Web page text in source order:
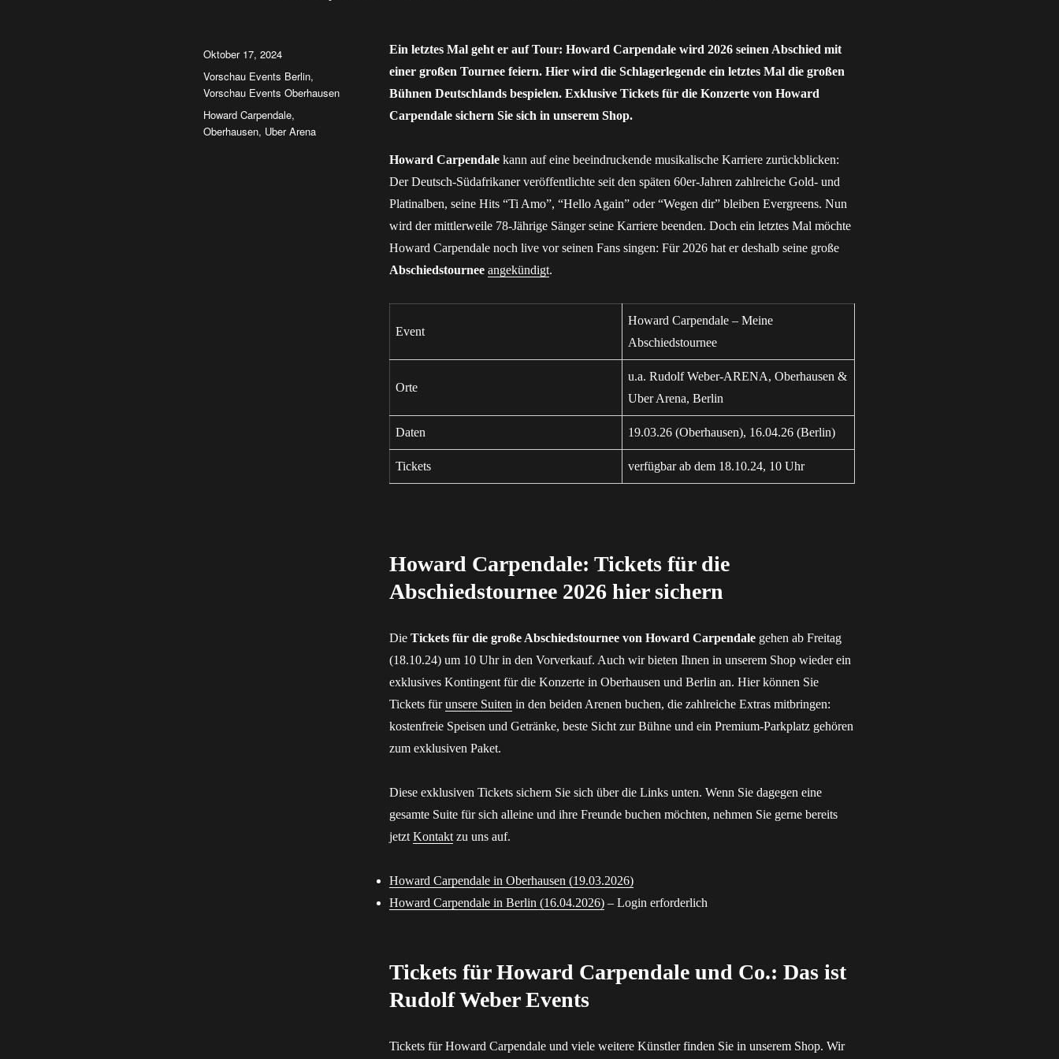
Ein letztes Mal geht er auf Tour: Howard Carpendale wird 2026 seinen Abschied mit
einer großen Tournee feiern. Hier wird die Schlagerlegende ein letztes Mal die großen
Bühnen Deutschlands bespielen. Exklusive Tickets für die Konzerte von Howard
Carpendale sichern Sie sich in unserem Shop.
Howard Carpendale kann auf eine beeindruckende musikalische Karriere zurückblicken:
Der Deutsch-Südafrikaner veröffentlichte seit den späten 60er-Jahren zahlreiche Gold- und
Platinalben, seine Hits “Ti Amo”, “Hello Again” oder “Wegen dir” bleiben Evergreens. Nun
wird der mittlerweile 78-Jährige Sänger seine Karriere beenden. Doch ein letztes Mal möchte
Howard Carpendale noch live vor seinen Fans singen: Für 2026 hat er deshalb seine große
Abschiedstournee angekündigt.
Event
Howard Carpendale – Meine
Abschiedstournee
Orte
u.a. Rudolf Weber-ARENA, Oberhausen &
Uber Arena, Berlin
Daten 19.03.26 (Oberhausen), 16.04.26 (Berlin)
Tickets verfügbar ab dem 18.10.24, 10 Uhr
Howard Carpendale: Tickets für die
Abschiedstournee 2026 hier sichern
DieTickets für die große Abschiedstournee von Howard Carpendale gehen ab Freitag
(18.10.24) um 10 Uhr in den Vorverkauf. Auch wir bieten Ihnen in unserem Shop wieder ein
exklusives Kontingent für die Konzerte in Oberhausen und Berlin an. Hier können Sie
Tickets fürunsere Suiten in den beiden Arenen buchen, die zahlreiche Extras mitbringen:
kostenfreie Speisen und Getränke, beste Sicht zur Bühne und ein Premium-Parkplatz gehören
zum exklusiven Paket.
Diese exklusiven Tickets sichern Sie sich über die Links unten. Wenn Sie dagegen eine
gesamte Suite für sich alleine und ihre Freunde buchen möchten, nehmen Sie gerne bereits
jetztKontakt zu uns auf.
Howard Carpendale in Oberhausen (19.03.2026)
Howard Carpendale in Berlin (16.04.2026) – Login erforderlich
Tickets für Howard Carpendale und Co.: Das ist
Rudolf Weber Events
Tickets für Howard Carpendale und viele weitere Künstler finden Sie in unserem Shop. Wir
Autor
Veröffentlicht
am
Oktober 17, 2024
Kategorien
Vorschau Events Berlin,
Vorschau Events Oberhausen
Schlagwörter
Howard Carpendale,
Oberhausen, Uber Arena